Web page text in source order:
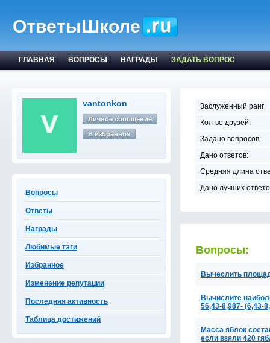
ОтветыШколе
ГЛАВНАЯ ВОПРОСЫ НАГРАДЫ ЗАДАТЬ ВОПРОС
vantonkon
Личное сообщение
В избранное
Вопросы
Ответы
Награды
Любимые тэги
Избранное
Изменение репутации
Последняя активность
Таблица достижений
Заслуженный ранг:
Кол-во друзей:
Задано вопросов:
Дано ответов:
Средняя длина
Дано лучших
Вопросы:
Вычеслить
Вычислите
56,43-8,987- (6,43-
Масса яблок
если взяли 420